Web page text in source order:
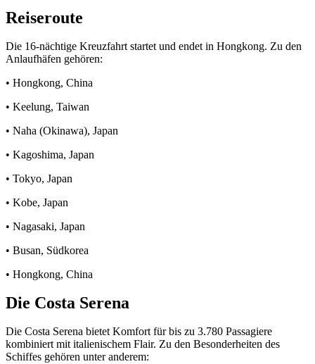
Reiseroute
Die 16-nächtige Kreuzfahrt startet und endet in Hongkong. Zu den
Anlaufhäfen gehören:
• Hongkong, China
• Keelung, Taiwan
• Naha (Okinawa), Japan
• Kagoshima, Japan
• Tokyo, Japan
• Kobe, Japan
• Nagasaki, Japan
• Busan, Südkorea
• Hongkong, China
Die Costa Serena
Die Costa Serena bietet Komfort für bis zu 3.780 Passagiere
kombiniert mit italienischem Flair. Zu den Besonderheiten des
Schiffes gehören unter anderem: